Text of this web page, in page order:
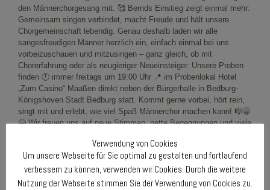
Verwendung von Cookies
Um unsere Webseite für Sie optimal zu gestalten und fortlaufend
verbessern zu können, verwenden wir Cookies. Durch die weitere
Nutzung der Webseite stimmen Sie der Verwendung von Cookies zu.